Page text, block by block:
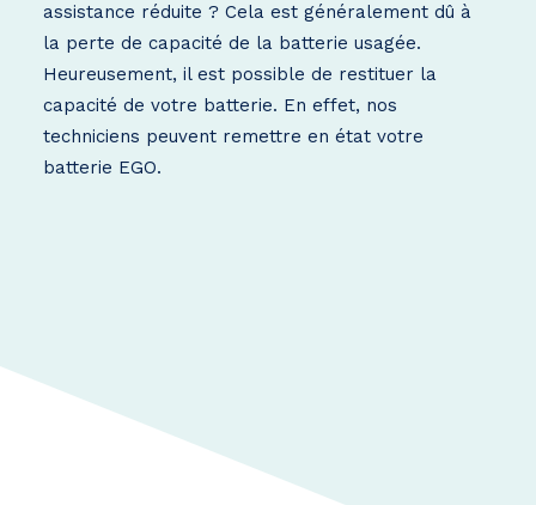
assistance réduite ? Cela est généralement dû à
la perte de capacité de la batterie usagée.
Heureusement, il est possible de restituer la
capacité de votre batterie. En effet, nos
techniciens peuvent remettre en état votre
batterie EGO.